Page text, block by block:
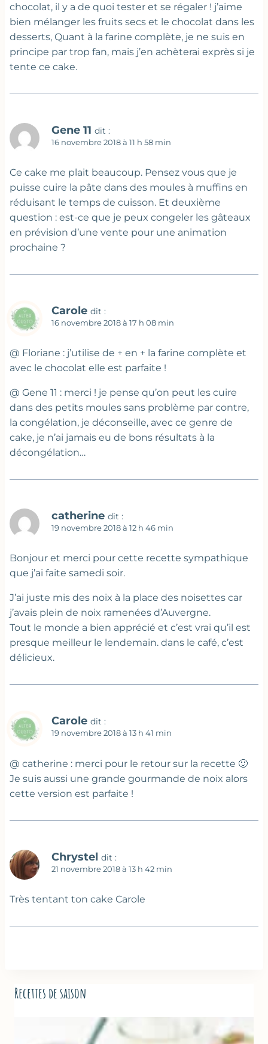
chocolat, il y a de quoi tester et se régaler ! j’aime
bien mélanger les fruits secs et le chocolat dans les
desserts, Quant à la farine complète, je ne suis en
principe par trop fan, mais j’en achèterai exprès si je
tente ce cake.
Gene 11 dit :
16 novembre 2018 à 11 h 58 min
Ce cake me plait beaucoup. Pensez vous que je
puisse cuire la pâte dans des moules à muffins en
réduisant le temps de cuisson. Et deuxième
question : est-ce que je peux congeler les gâteaux
en prévision d’une vente pour une animation
prochaine ?
Carole dit :
16 novembre 2018 à 17 h 08 min
@ Floriane : j’utilise de + en + la farine complète et
avec le chocolat elle est parfaite !
@ Gene 11 : merci ! je pense qu’on peut les cuire
dans des petits moules sans problème par contre,
la congélation, je déconseille, avec ce genre de
cake, je n’ai jamais eu de bons résultats à la
décongélation…
catherine dit :
19 novembre 2018 à 12 h 46 min
Bonjour et merci pour cette recette sympathique
que j’ai faite samedi soir.
J’ai juste mis des noix à la place des noisettes car
j’avais plein de noix ramenées d’Auvergne.
Tout le monde a bien apprécié et c’est vrai qu’il est
presque meilleur le lendemain. dans le café, c’est
délicieux.
Carole dit :
19 novembre 2018 à 13 h 41 min
@ catherine : merci pour le retour sur la recette 🙂
Je suis aussi une grande gourmande de noix alors
cette version est parfaite !
Chrystel dit :
21 novembre 2018 à 13 h 42 min
Très tentant ton cake Carole
Recettes de saison